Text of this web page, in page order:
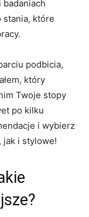
stania, które
podbicia,
który
Twoje stopy
​po kilku
i wybierz
jak⁣ i stylowe!